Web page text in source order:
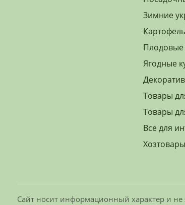
Зимние
Плодовые
Ягодные
Товары
Товары
Все для
Хозтовары
Сайт носит информационный характер и не